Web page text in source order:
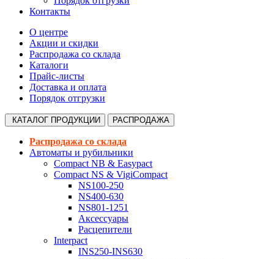
Контакты
О центре
Акции и скидки
Распродажа со склада
Каталоги
Прайс-листы
Доставка и оплата
Порядок отгрузки
КАТАЛОГ ПРОДУКЦИИ РАСПРОДАЖА
Распродажа со склада
Автоматы и рубильники
Compact NB & Easypact
Compact NS & VigiCompact
NS100-250
NS400-630
NS801-1251
Аксессуары
Расцепители
Interpact
INS250-INS630